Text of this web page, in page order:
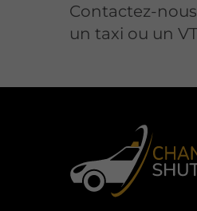
Contactez-
un taxi ou un